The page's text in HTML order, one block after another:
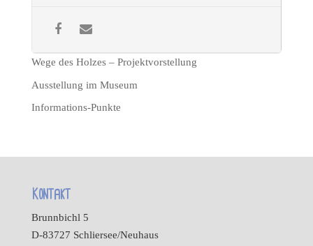
Wege des Holzes – Projektvorstellung
Ausstellung im Museum
Informations-Punkte
Kontakt
Brunnbichl 5
D-83727 Schliersee/Neuhaus